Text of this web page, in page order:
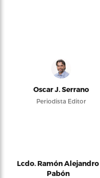
Oscar J. Serrano
Periodista Editor
Lcdo. Ramón Alejandro
Pabón